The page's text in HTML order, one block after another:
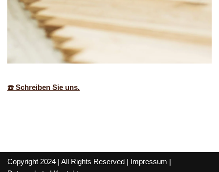
☎️ Schreiben Sie uns.
Copyright 2024 | All Rights Reserved | Impressum |